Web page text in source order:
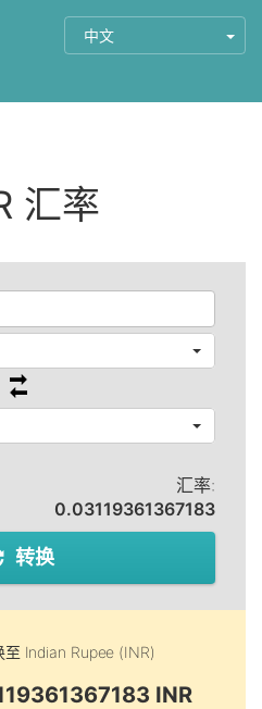
中文
汇率
汇率:
0.03119361367183
转换
至 Indian Rupee (INR)
INR